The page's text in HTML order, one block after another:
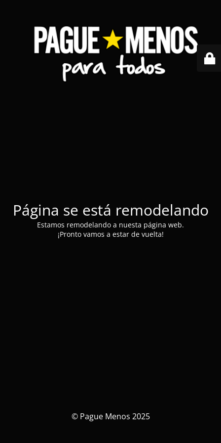
Página se está remodelando
Estamos remodelando a nuesta página web.
¡Pronto vamos a estar de vuelta!
© Pague Menos 2025